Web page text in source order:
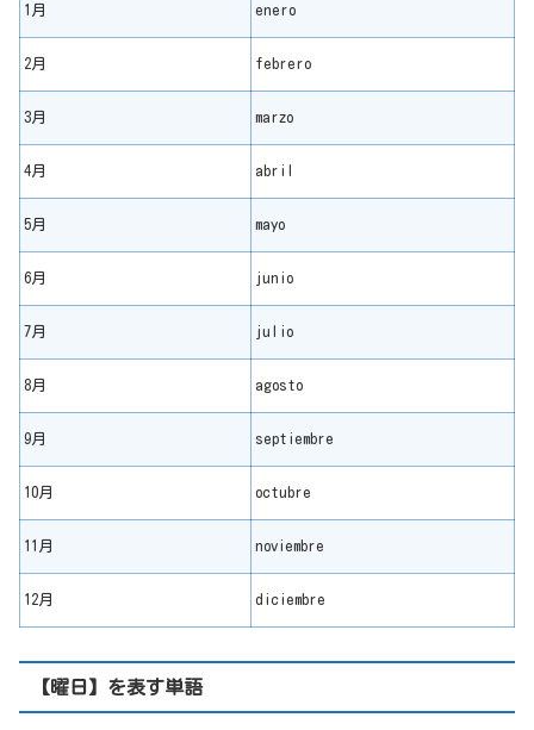
1月 enero
2月 febrero
3月 marzo
4月 abril
5月 mayo
6月 junio
7月 julio
8月 agosto
9月 septiembre
10月 octubre
11月 noviembre
12月 diciembre
【曜日】を表す単語